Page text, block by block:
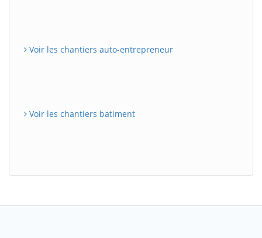
Voir les chantiers auto-entrepreneur
Voir les chantiers batiment